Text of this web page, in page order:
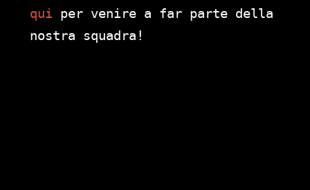
qui per venire a far parte della
nostra squadra!